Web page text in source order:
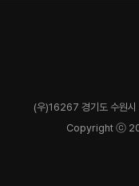
(우)16267 경기도 수원
Copyright ⓒ